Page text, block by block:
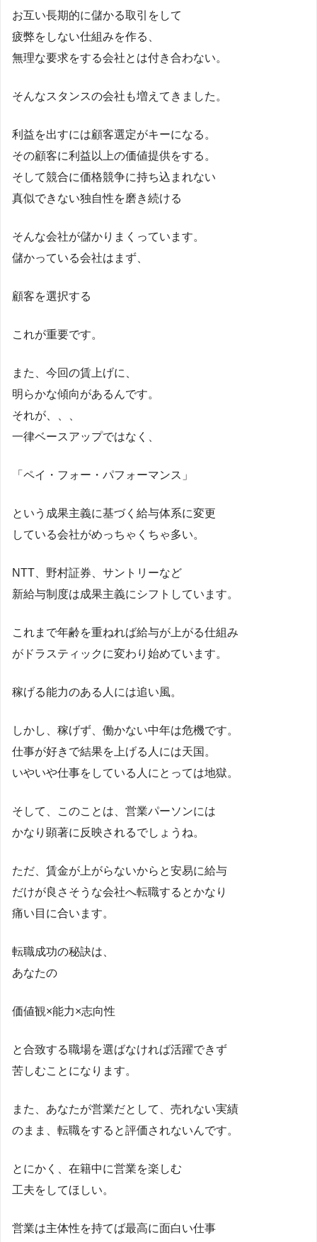
お互い長期的に儲かる取引をして
疲弊をしない仕組みを作る、
無理な要求をする会社とは付き合わない。
そんなスタンスの会社も増えてきました。
利益を出すには顧客選定がキーになる。
その顧客に利益以上の価値提供をする。
そして競合に価格競争に持ち込まれない
真似できない独自性を磨き続ける
そんな会社が儲かりまくっています。
儲かっている会社はまず、
顧客を選択する
これが重要です。
また、今回の賃上げに、
明らかな傾向があるんです。
それが、、、
一律ベースアップではなく、
「ペイ・フォー・パフォーマンス」
という成果主義に基づく給与体系に変更
している会社がめっちゃくちゃ多い。
NTT、野村証券、サントリーなど
新給与制度は成果主義にシフトしています。
これまで年齢を重ねれば給与が上がる仕組み
がドラスティックに変わり始めています。
稼げる能力のある人には追い風。
しかし、稼げず、働かない中年は危機です。
仕事が好きで結果を上げる人には天国。
いやいや仕事をしている人にとっては地獄。
そして、このことは、営業パーソンには
かなり顕著に反映されるでしょうね。
ただ、賃金が上がらないからと安易に給与
だけが良さそうな会社へ転職するとかなり
痛い目に合います。
転職成功の秘訣は、
あなたの
価値観×能力×志向性
と合致する職場を選ばなければ活躍できず
苦しむことになります。
また、あなたが営業だとして、売れない実績
のまま、転職をすると評価されないんです。
とにかく、在籍中に営業を楽しむ
工夫をしてほしい。
営業は主体性を持てば最高に面白い仕事